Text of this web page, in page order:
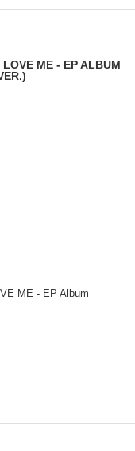
ME - EP ALBUM
ME - EP Album